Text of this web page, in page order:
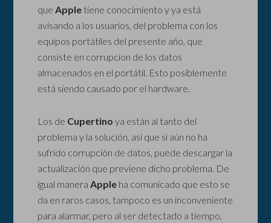
queApple tiene conocimiento y ya está
avisando a los usuarios, del problema con los
equipos portátiles del presente año, que
consiste en corrupcion de los datos
almacenados en el portátil. Esto posiblemente
está siendo causado por el hardware.
Los de Cupertino ya están al tanto del
problema y la solución, así que si aún no ha
sufrido corrupción de datos, puede descargar la
actualización que previene dicho problema. De
igual maneraApple ha comunicado que esto se
da en raros casos, tampoco es un inconveniente
para alarmar, pero al ser detectado a tiempo,